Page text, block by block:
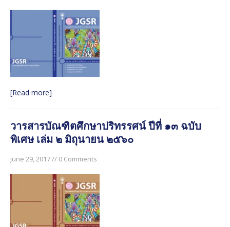
[Read more]
วารสารบัณฑิตศึกษาปริทรรศน์ ปีที่ ๑๓ ฉบับ
พิเศษ เล่ม ๒ มิถุนายน ๒๕๖๐
June 29, 2017 // 0 Comments